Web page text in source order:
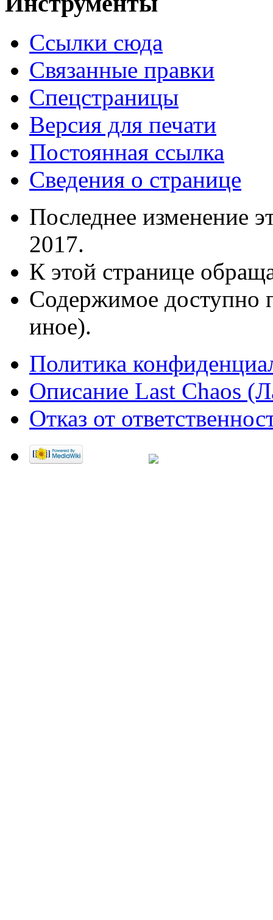
Ссылки сюда
Связанные правки
Спецстраницы
Версия для печати
Постоянная ссылка
Сведения о странице
Последнее изменение
2017.
К этой странице
Содержимое доступно
иное).
Политика
Описание Last Chaos
Отказ от